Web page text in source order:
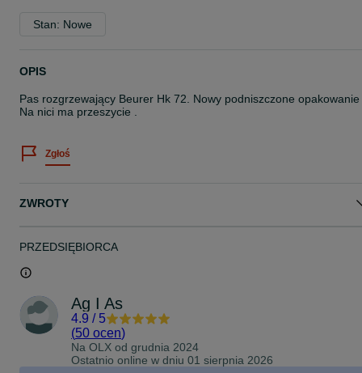
Stan: Nowe
OPIS
Pas rozgrzewający Beurer Hk 72. Nowy podniszczone opakowanie
Na nici ma przeszycie .
Zgłoś
ZWROTY
PRZEDSIĘBIORCA
Ag I As
4.9 / 5
(50 ocen)
Na OLX od grudnia 2024
Ostatnio online w dniu 01 sierpnia 2026